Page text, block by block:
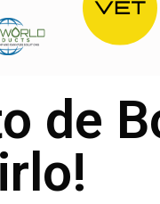
de